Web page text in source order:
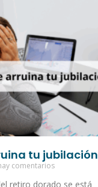
tu jubilación
comentarios
retiro dorado se está